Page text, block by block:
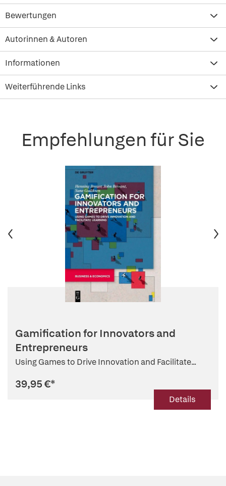
Bewertungen
Autorinnen & Autoren
Informationen
Weiterführende Links
Empfehlungen für Sie
Gamification for Innovators and
Entrepreneurs
Using Games to Drive Innovation and Facilitate...
39,95 €*
Details